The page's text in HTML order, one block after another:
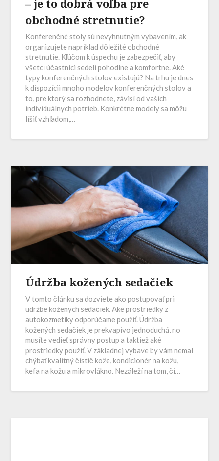
– je to dobrá voľba pre
obchodné stretnutie?
Konferenčné stoly sú nevyhnutným vybavením, ak
organizujete napríklad dôležité obchodné
stretnutie. Kľúčom k úspechu je zabezpečiť, aby
všetci účastníci sedeli pohodlne a komfortne. Aké
typy konferenčných stolov existujú? Na trhu je dnes
k dispozícii mnoho modelov konferenčných stolov a
to, pre ktorý sa rozhodnete, závisí od vašich
individuálnych potrieb. Konkrétne modely sa môžu
líšiť vzhľadom,…
Údržba kožených sedačiek
V tomto článku sa dozviete ako postupovať pri
údržbe kožených sedačiek. Aké prostriedky z
autokozmetiky odporúčame použiť. Údržba
kožených sedačiek je prekvapivo jednoduchá, no
musíte vedieť správny postup a taktiež aké
prostriedky použiť. V základnej výbave by vám nemal
chýbať kvalitný čistič kože, kondicionér na kožu,
kefa na kožu a mikrovlákno. Nezáleží na tom, či…